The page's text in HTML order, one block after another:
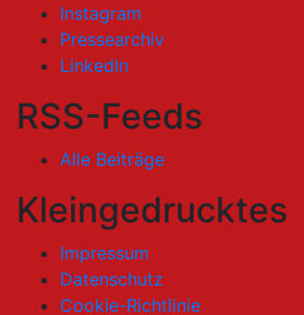
Instagram
Pressearchiv
LinkedIn
RSS-Feeds
Alle Beiträge
Kleingedrucktes
Impressum
Datenschutz
Cookie-Richtlinie